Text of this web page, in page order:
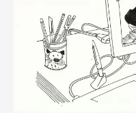
Mundet
cantidad